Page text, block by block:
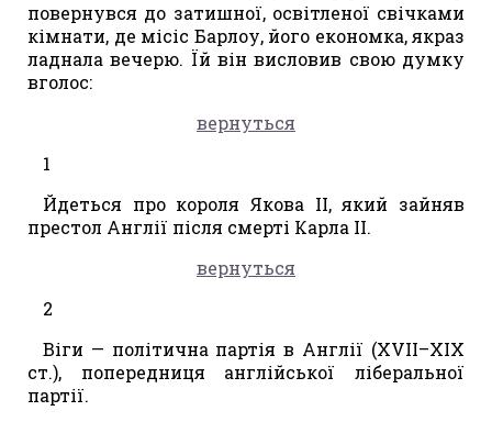
повернувся до затишної, освітленої свічками
кімнати, де місіс Барлоу, його економка, якраз
ладнала вечерю. Їй він висловив свою думку
вголос:
вернуться
1
Йдеться про короля Якова II, який зайняв
престол Англії після смерті Карла II.
вернуться
2
Віги — політична партія в Англії (XVII–XIX
ст.), попередниця англійської ліберальної
партії.